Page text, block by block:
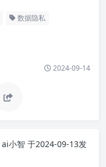
数据隐私
2024-09-14
ai小智 于2024-09-13发